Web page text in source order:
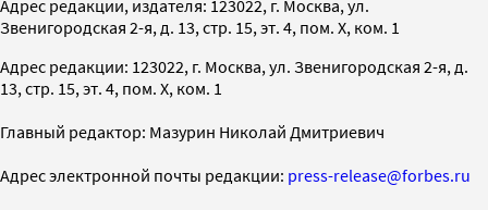
Адрес редакции, издателя: 123022, г. Москва, ул.
Звенигородская 2-я, д. 13, стр. 15, эт. 4, пом. X, ком. 1
Адрес редакции: 123022, г. Москва, ул. Звенигородская 2-я, д.
13, стр. 15, эт. 4, пом. X, ком. 1
Главный редактор: Мазурин Николай Дмитриевич
Адрес электронной почты редакции: press-release@forbes.ru